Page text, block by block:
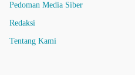
Pedoman Media Siber
Redaksi
Tentang Kami